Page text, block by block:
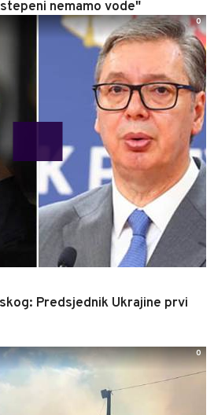
nemamo vode"
Predsjednik Ukrajine prvi
0
0